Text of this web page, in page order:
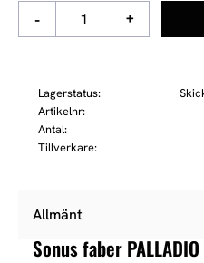
+
-
Lagerstatus
Artikelnr
Antal
Tillverkare
Allmänt
Sonus faber